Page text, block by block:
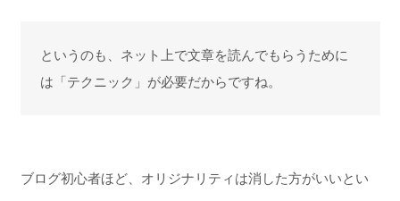
というのも、ネット上で文章を読んでもらうために
は「テクニック」が必要だからですね。
ブログ初心者ほど、オリジナリティは消した方がいいとい